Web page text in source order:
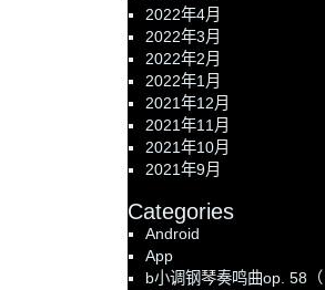
2022年4月
2022年3月
2022年2月
2022年1月
2021年12月
2021年11月
2021年10月
2021年9月
Categories
Android
App
b小调钢琴奏鸣曲op. 58